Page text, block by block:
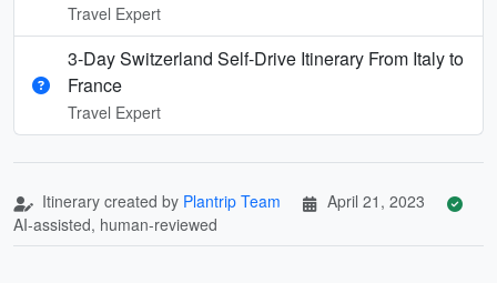
Travel Expert
3-Day Switzerland Self-Drive Itinerary From Italy to
France
Travel Expert
Itinerary created by Plantrip Team
April 21, 2023
AI-assisted, human-reviewed